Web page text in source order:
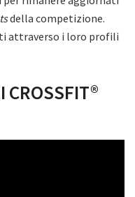
della competizione.
attraverso i loro profili
CROSSFIT®